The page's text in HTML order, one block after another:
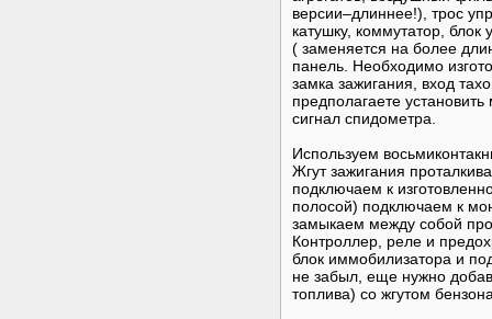
версии–длиннее!), трос
катушку, коммутатор,
( заменяется на более
панель. Необходимо
замка зажигания, вход
предполагаете
сигнал спидометра.
Используем
Жгут зажигания
подключаем к
полосой) подключаем к
замыкаем между собой
Контроллер, реле и
блок иммобилизатора и
не забыл, еще нужно
топлива) со жгутом